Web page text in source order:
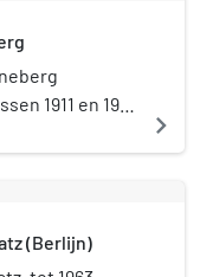
1911 en 1914
en
stad
De
navigate_next
(Berlijn)